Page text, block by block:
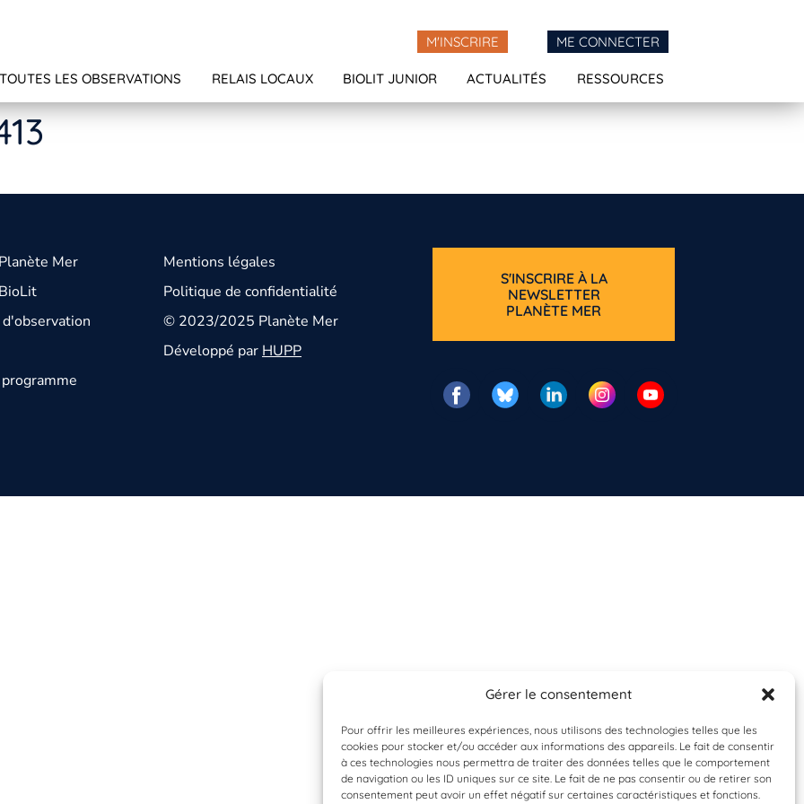
Gérer le consentement
Pour offrir les meilleures expériences, nous utilisons des technologies telles que les
cookies pour stocker et/ou accéder aux informations des appareils. Le fait de consentir
à ces technologies nous permettra de traiter des données telles que le comportement
de navigation ou les ID uniques sur ce site. Le fait de ne pas consentir ou de retirer son
consentement peut avoir un effet négatif sur certaines caractéristiques et fonctions.
M'INSCRIRE ME CONNECTER
TOUTES LES OBSERVATIONS RELAIS LOCAUX BIOLIT JUNIOR ACTUALITÉS RESSOURCES
Mer
Mentions légales
Politique de confidentialité
© 2023/2025 Planète Mer
Développé parHUPP
S'INSCRIRE À LA
NEWSLETTER
PLANÈTE MER